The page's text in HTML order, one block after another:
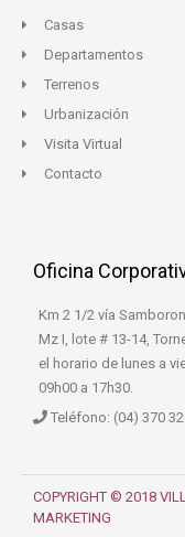
Casas
Departamentos
Terrenos
Urbanización
Visita Virtual
Contacto
Oficina
Km 2 1/2 vía
Mz I, lote # 13-14,
el horario de lunes a
09h00 a 17h30.
Teléfono: (04) 370
COPYRIGHT © 2018
MARKETING